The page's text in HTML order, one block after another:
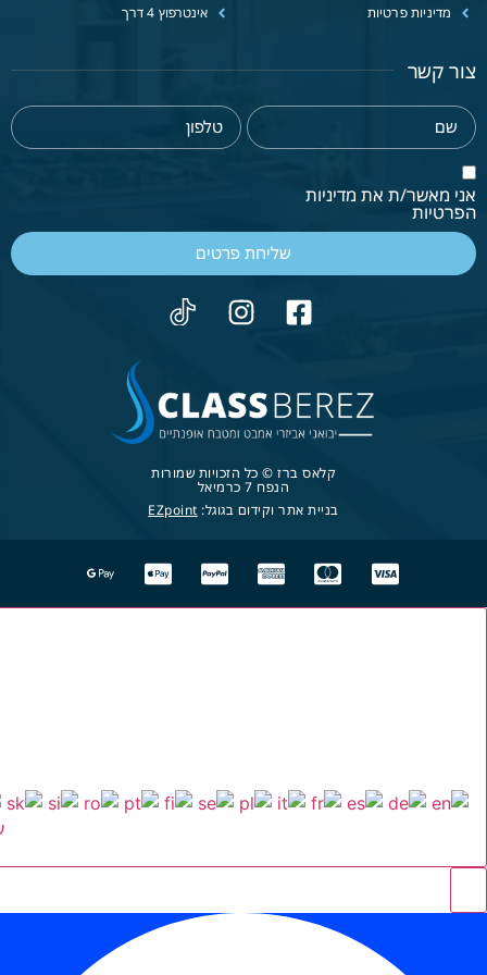
מדיניות פרטיות אינטרפוץ 4 דרך
צור קשר
אני מאשר/ת את מדיניות
הפרטיות
שליחת פרטים
קלאס ברז © כל הזכויות שמורות
הנפח 7 כרמיאל
בניית אתר וקידום בגוגל: EZpoint